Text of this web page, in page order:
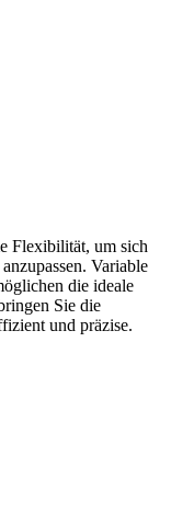
Flexibilität, um sich
Variable
die ideale
Sie die
und präzise.